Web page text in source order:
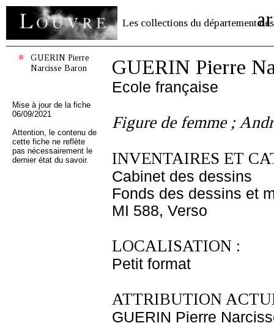
Les collections du département des
GUERIN Pierre
Narcisse Baron
Mise à jour de la fiche
06/09/2021
Attention, le contenu de
cette fiche ne reflète
pas nécessairement le
dernier état du savoir.
GUERIN Pierre
Ecole française
Figure de femme ;
INVENTAIRES ET
Cabinet des dessins
Fonds des dessins et
MI 588, Verso
LOCALISATION :
Petit format
ATTRIBUTION
GUERIN Pierre